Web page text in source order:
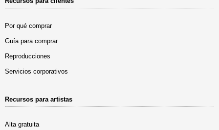
Por qué comprar
Guía para comprar
Reproducciones
Servicios corporativos
Recursos para artistas
Alta gratuita